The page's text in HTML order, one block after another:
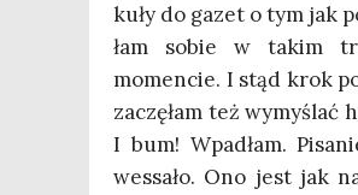
ku­ły do gazet o tym jak
łam sobie w takim
momen­cie. I stąd krok
zaczę­łam też wymy­ślać
I bum! Wpa­dłam.
wessa­ło. Ono jest jak